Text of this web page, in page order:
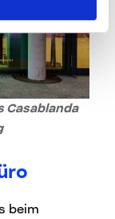
Casablanda
beim